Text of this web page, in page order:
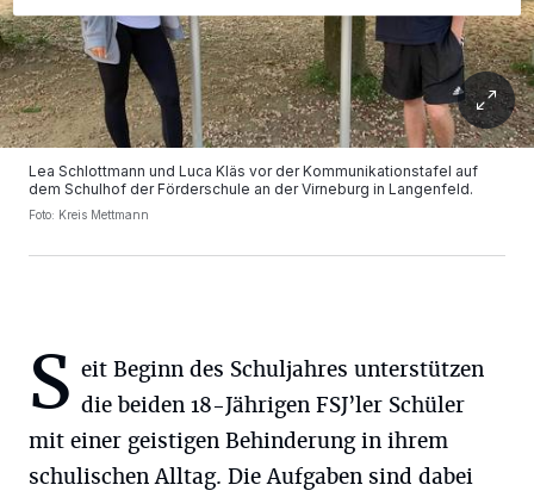
Lea Schlottmann und Luca Kläs vor der Kommunikationstafel auf
dem Schulhof der Förderschule an der Virneburg in Langenfeld.
Foto: Kreis Mettmann
S eit Beginn des Schuljahres unterstützen
die beiden 18-Jährigen FSJ’ler Schüler
mit einer geistigen Behinderung in ihrem
schulischen Alltag. Die Aufgaben sind dabei